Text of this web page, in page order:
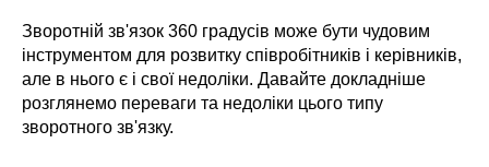
Зворотній зв'язок 360 градусів може бути чудовим
інструментом для розвитку співробітників і керівників,
але в нього є і свої недоліки. Давайте докладніше
розглянемо переваги та недоліки цього типу
зворотного зв'язку.